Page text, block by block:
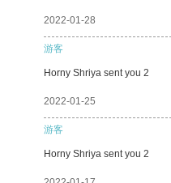
2022-01-28
游客
Horny Shriya sent you 2
2022-01-25
游客
Horny Shriya sent you 2